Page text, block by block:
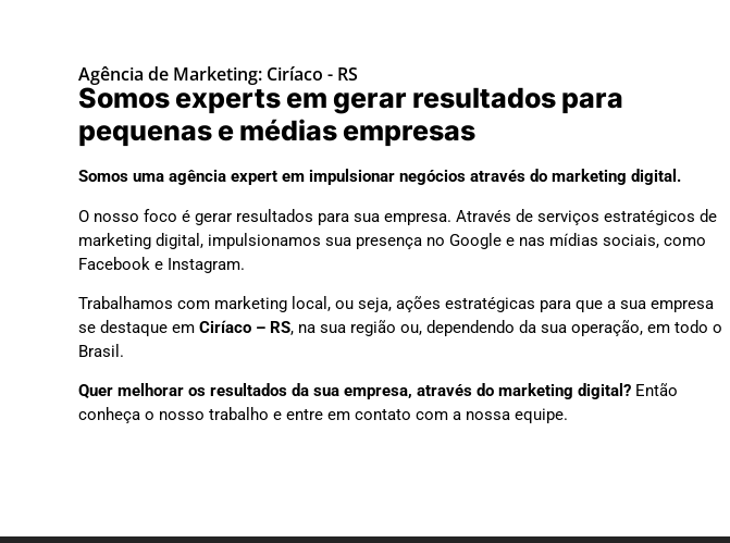
Agência de Marketing: Ciríaco - RS
Somos experts em gerar resultados para
pequenas e médias empresas
Somos uma agência expert em impulsionar negócios através do marketing digital.
O nosso foco é gerar resultados para sua empresa. Através de serviços estratégicos de
marketing digital, impulsionamos sua presença no Google e nas mídias sociais, como
Facebook e Instagram.
Trabalhamos com marketing local, ou seja, ações estratégicas para que a sua empresa
se destaque em Ciríaco – RS, na sua região ou, dependendo da sua operação, em todo o
Brasil.
Quer melhorar os resultados da sua empresa, através do marketing digital? Então
conheça o nosso trabalho e entre em contato com a nossa equipe.